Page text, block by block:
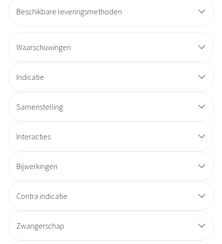
Beschikbare leveringsmethoden
Waarschuwingen
Indicatie
Samenstelling
Interacties
Bijwerkingen
Contra indicatie
Zwangerschap